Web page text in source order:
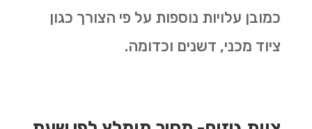
כמובן עלויות נוספות על פי הצורך כגון
ציוד מכני, דשנים וכדומה.